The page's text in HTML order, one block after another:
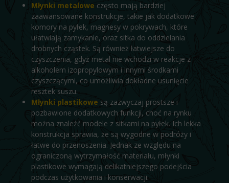
Młynki metalowe często mają bardziej
zaawansowane konstrukcje, takie jak dodatkowe
komory na pyłek, magnesy w pokrywach, które
ułatwiają zamykanie, oraz sitka do oddzielania
drobnych cząstek. Są również łatwiejsze do
czyszczenia, gdyż metal nie wchodzi w reakcje z
alkoholem izopropylowym i innymi środkami
czyszczącymi, co umożliwia dokładne usunięcie
resztek suszu.
Młynki plastikowe są zazwyczaj prostsze i
pozbawione dodatkowych funkcji, choć na rynku
można znaleźć modele z sitkami na pyłek. Ich lekka
konstrukcja sprawia, że są wygodne w podróży i
łatwe do przenoszenia. Jednak ze względu na
ograniczoną wytrzymałość materiału, młynki
plastikowe wymagają delikatniejszego podejścia
podczas użytkowania i konserwacji.